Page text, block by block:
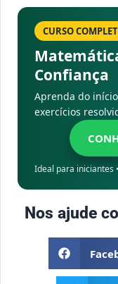
CURSO
Confiança
Aprenda do
exercícios
Ideal para iniciantes
Nos ajude